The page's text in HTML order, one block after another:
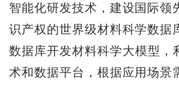
智能化研发技术，建设国际领
识产权的世界级材料科学数据
数据库开发材料科学大模型，
术和数据平台，根据应用场景